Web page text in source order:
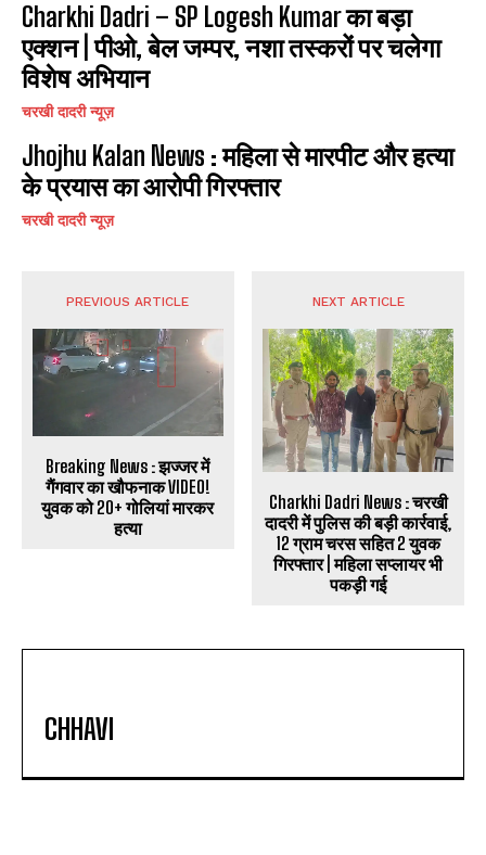
Charkhi Dadri – SP Logesh Kumar का बड़ा
एक्शन | पीओ, बेल जम्पर, नशा तस्करों पर चलेगा
विशेष अभियान
चरखी दादरी न्यूज़
Jhojhu Kalan News : महिला से मारपीट और हत्या
के प्रयास का आरोपी गिरफ्तार
चरखी दादरी न्यूज़
PREVIOUS ARTICLE
Breaking News : झज्जर में
गैंगवार का खौफनाक VIDEO!
युवक को 20+ गोलियां मारकर
हत्या
NEXT ARTICLE
Charkhi Dadri News : चरखी
दादरी में पुलिस की बड़ी कार्रवाई,
12 ग्राम चरस सहित 2 युवक
गिरफ्तार | महिला सप्लायर भी
पकड़ी गई
CHHAVI